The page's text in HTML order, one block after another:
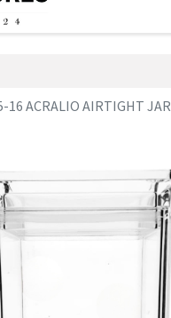
16 ACRALIO AIRTIGHT JAR